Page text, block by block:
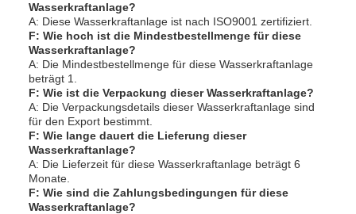
Wasserkraftanlage?
A: Diese Wasserkraftanlage ist nach ISO9001 zertifiziert.
F: Wie hoch ist die Mindestbestellmenge für diese
Wasserkraftanlage?
A: Die Mindestbestellmenge für diese Wasserkraftanlage
beträgt 1.
F: Wie ist die Verpackung dieser Wasserkraftanlage?
A: Die Verpackungsdetails dieser Wasserkraftanlage sind
für den Export bestimmt.
F: Wie lange dauert die Lieferung dieser
Wasserkraftanlage?
A: Die Lieferzeit für diese Wasserkraftanlage beträgt 6
Monate.
F: Wie sind die Zahlungsbedingungen für diese
Wasserkraftanlage?